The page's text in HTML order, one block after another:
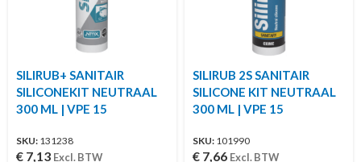
SILIRUB+ SANITAIR
SILICONEKIT NEUTRAAL
300 ML | VPE 15
SKU: 131238
€ 7,13 Excl. BTW
SILIRUB 2S SANITAIR
SILICONE KIT NEUTRAAL
300 ML | VPE 15
SKU: 101990
€ 7,66 Excl. BTW